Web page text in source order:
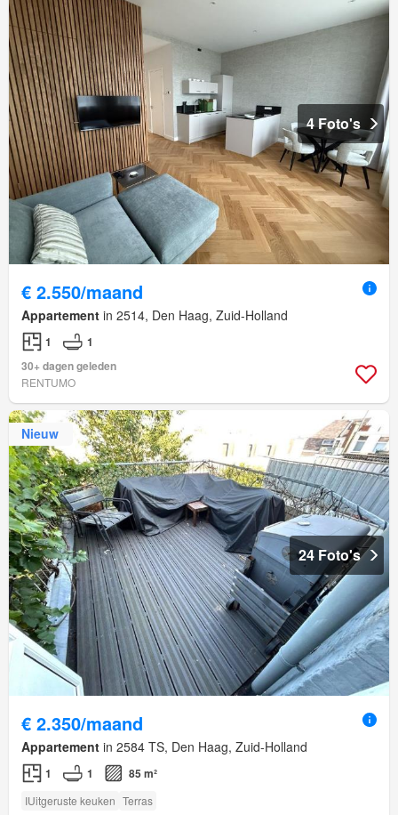
4 Foto's
€ 2.550/maand
Appartement in 2514, Den Haag, Zuid-Holland
1
1
30+ dagen geleden
RENTUMO
Nieuw
24 Foto's
€ 2.350/maand
Appartement in 2584 TS, Den Haag, Zuid-Holland
1 1 85 m²
IUitgeruste keuken Terras